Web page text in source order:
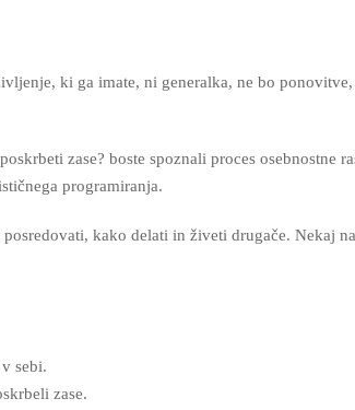
ki ga imate, ni generalka, ne bo
zase? boste spoznali proces osebnostne
programiranja.
kako delati in živeti drugače. Nekaj
sebi.
zase.